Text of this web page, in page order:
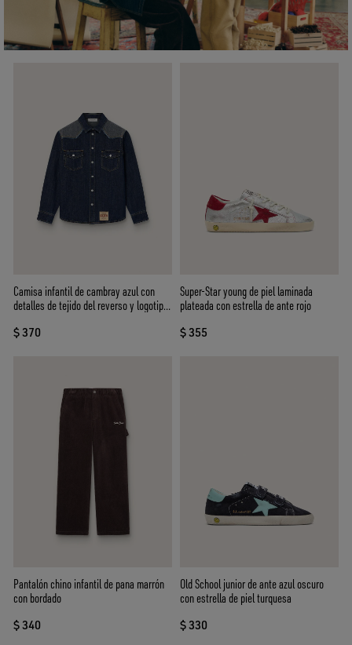
Camisa infantil de cambray azul con
detalles de tejido del reverso y logotipo
$ 370
Super-Star young de piel laminada
plateada con estrella de ante rojo
$ 355
Pantalón chino infantil de pana marrón
con bordado
$ 340
Old School junior de ante azul oscuro
con estrella de piel turquesa
$ 330